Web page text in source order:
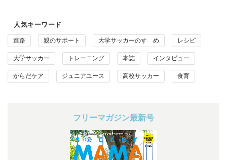
人気キーワード
進路 親のサポート 大学サッカーのすゝめ レシピ
大学サッカー トレーニング 本誌 インタビュー
からだケア ジュニアユース 高校サッカー 食育
フリーマガジン最新号